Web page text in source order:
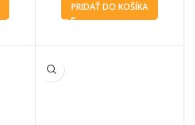
PRIDAŤ DO KOŠÍKA